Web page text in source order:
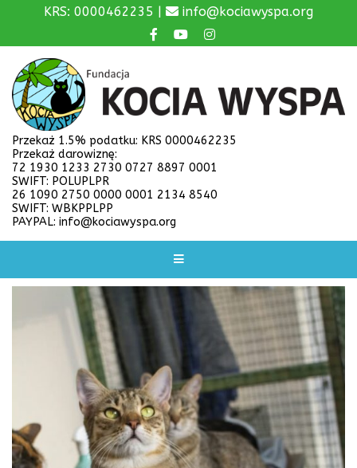
KRS: 0000462235 | info@kociawyspa.org
Przekaż 1.5% podatku: KRS 0000462235
Przekaż darowiznę:
72 1930 1233 2730 0727 8897 0001
SWIFT: POLUPLPR
26 1090 2750 0000 0001 2134 8540
SWIFT: WBKPPLPP
PAYPAL: info@kociawyspa.org